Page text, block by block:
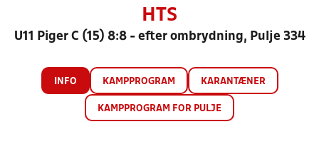
HTS
U11 Piger C (15) 8:8 - efter ombrydning, Pulje 334
INFO KAMPPROGRAM KARANTÆNER
KAMPPROGRAM FOR PULJE